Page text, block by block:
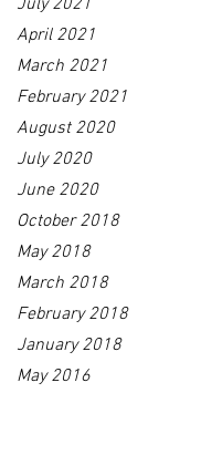
July 2021
April 2021
March 2021
February 2021
August 2020
July 2020
June 2020
October 2018
May 2018
March 2018
February 2018
January 2018
May 2016